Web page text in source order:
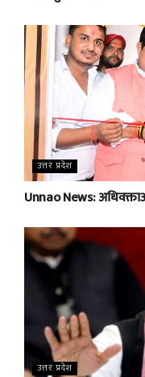
उत्तर प्रदेश
Unnao News:
उत्तर प्रदेश